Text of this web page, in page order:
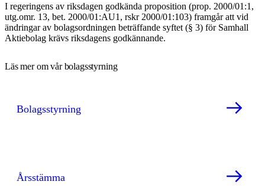
I regeringens av riksdagen godkända proposition (prop. 2000/01:1,
utg.omr. 13, bet. 2000/01:AU1, rskr 2000/01:103) framgår att vid
ändringar av bolagsordningen beträffande syftet (§ 3) för Samhall
Aktiebolag krävs riksdagens godkännande.
Läs mer om vår bolagsstyrning
Bolagsstyrning
Årsstämma